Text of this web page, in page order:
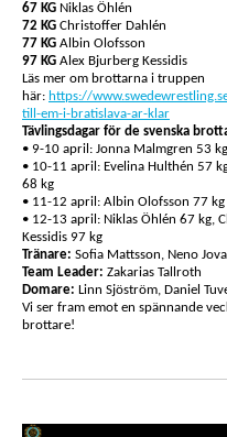
67 KG Niklas Öhlén
72 KG Christoffer Dahlén
77 KG Albin Olofsson
97 KG Alex Bjurberg Kessidis
Läs mer om brottarna i truppen
här: https://
till-em-i-bratislava-ar-klar
Tävlingsdagar för de svenska
• 9-10 april: Jonna Malmgren 53 kg
• 10-11 april: Evelina Hulthén 57
68 kg
• 11-12 april: Albin Olofsson 77 kg
• 12-13 april: Niklas Öhlén 67 kg,
Kessidis 97 kg
Tränare: Sofia Mattsson, Neno
Team Leader: Zakarias Tallroth
Domare: Linn Sjöström, Daniel
Vi ser fram emot en spännande
brottare!